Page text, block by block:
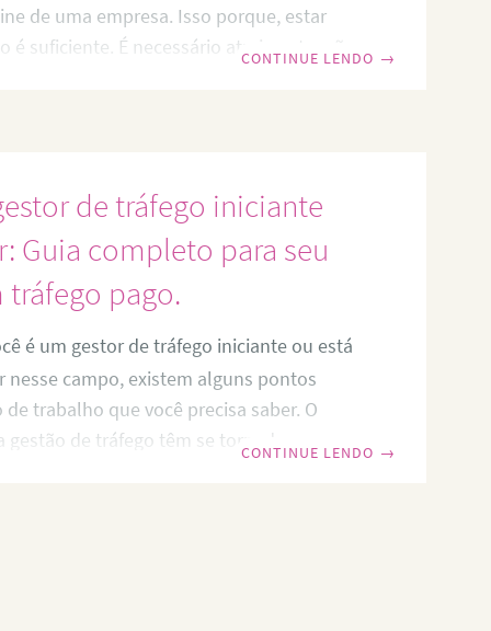
de uma empresa. Isso porque, estar
é suficiente. É necessário atrair a atenção
E o
CONTINUE LENDO →
de tráfego iniciante
Guia completo para seu
tráfego pago.
é um gestor de tráfego iniciante ou está
nesse campo, existem alguns pontos
trabalho que você precisa saber. O
de tráfego têm se tornadoCONTINUE LENDO →